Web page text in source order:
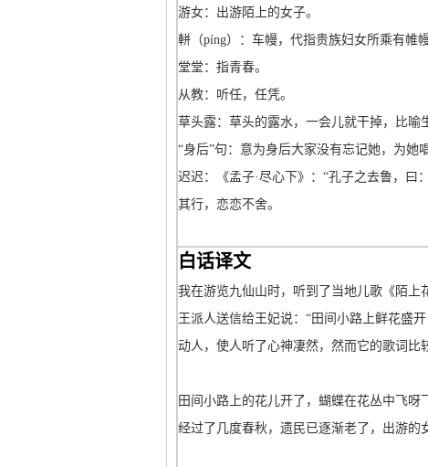
游女：出游陌上的女子。
軿（píng）：车幔，代指贵族妇女所乘有帷
堂堂：指青春。
从教：听任，任凭。
草头露：草头的露水，一会儿就干掉，比喻
“身后”句：意为身后大家没有忘记她，为她
迟迟：《孟子·尽心下》：“孔子之去鲁，曰
其行，恋恋不舍。
白话译文
我在游览九仙山时，听到了当地儿歌《陌
王派人送信给王妃说：“田间小路上鲜花盛
动人，使人听了心神凄然，然而它的歌词比
田间小路上的花儿开了，蝴蝶在花丛中飞呀
经过了几度春秋，遗民已逐渐老了，出游的